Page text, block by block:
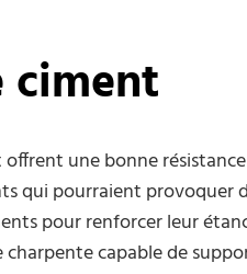
ciment
une bonne résistance
qui pourraient provoquer
pour renforcer leur
capable de